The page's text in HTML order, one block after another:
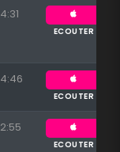
4:31
ECOUTER
4:46
ECOUTER
2:55
ECOUTER